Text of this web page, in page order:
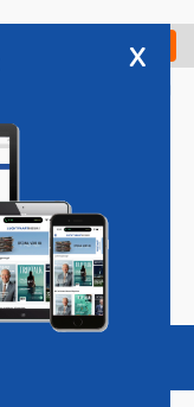
Check in
Vacatures
x